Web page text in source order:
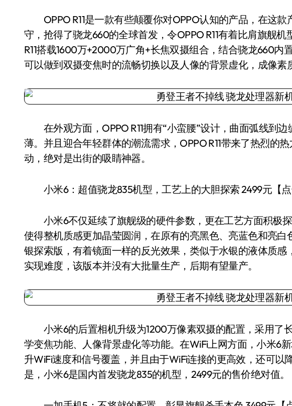
OPPO R11是一款有些颠覆你对OPPO认知的产品，在这款
守，抢得了骁龙660的全球首发，令OPPO R11有着比肩旗舰
R11搭载1600万+2000万广角+长焦双摄组合，结合骁龙660内
可以做到双摄变焦时的流畅切换以及人像的背景虚化，成像素
在外观方面，OPPO R11拥有“小蛮腰”设计，曲面弧线到
薄。并且迎合年轻群体的潮流需求，OPPO R11带来了热烈的
动，绝对是出街的吸睛神器。
小米6：超值骁龙835机型，工艺上的大胆探索 2499元【点
小米6不仅延续了旗舰级的硬件参数，更在工艺方面积极探
使得整机质感更加晶莹圆润，在原有的亮黑色、亮蓝色和亮
银探索版，有着镜面一样的反光效果，类似于水银的液体质
实现难度，该版本并没有大批量生产，后期有望量产。
小米6的后置相机升级为1200万像素双摄的配置，采用了
学变焦功能、人像背景虚化等功能。在WiFi上网方面，小米6
升WiFi速度和信号覆盖，并且由于WiFi连接的更高效，还可以
是，小米6是国内首发骁龙835的机型，2499元的售价绝对值。